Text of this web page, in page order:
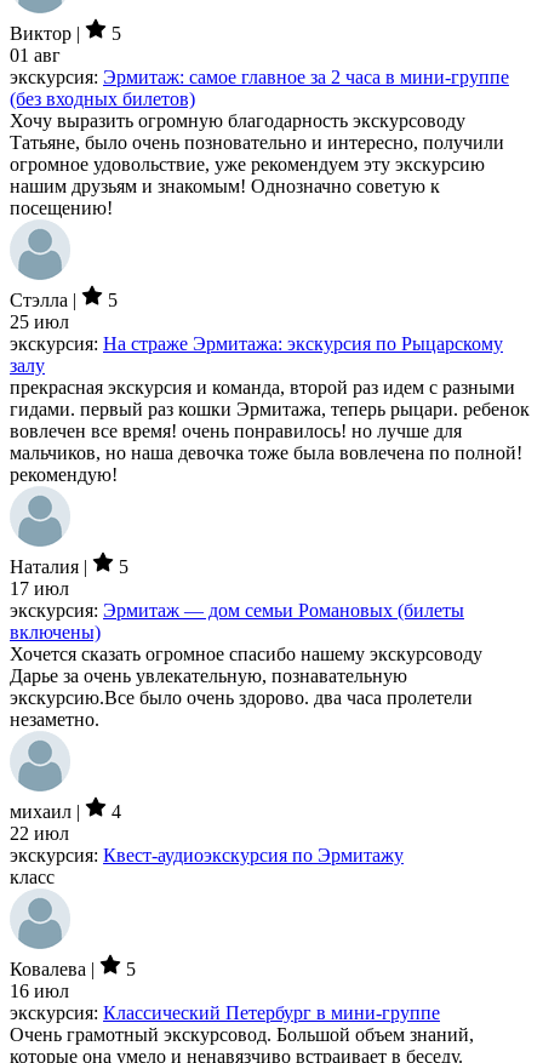
Виктор |
5
01 авг
экскурсия: Эрмитаж: самое главное за 2 часа в мини-группе
(без входных билетов)
Хочу выразить огромную благодарность экскурсоводу
Татьяне, было очень позновательно и интересно, получили
огромное удовольствие, уже рекомендуем эту экскурсию
нашим друзьям и знакомым! Однозначно советую к
посещению!
Стэлла |
5
25 июл
экскурсия: На страже Эрмитажа: экскурсия по Рыцарскому
залу
прекрасная экскурсия и команда, второй раз идем с разными
гидами. первый раз кошки Эрмитажа, теперь рыцари. ребенок
вовлечен все время! очень понравилось! но лучше для
мальчиков, но наша девочка тоже была вовлечена по полной!
рекомендую!
Наталия |
5
17 июл
экскурсия: Эрмитаж — дом семьи Романовых (билеты
включены)
Хочется сказать огромное спасибо нашему экскурсоводу
Дарье за очень увлекательную, познавательную
экскурсию.Все было очень здорово. два часа пролетели
незаметно.
михаил |
4
22 июл
экскурсия: Квест-аудиоэкскурсия по Эрмитажу
класс
Ковалева |
5
16 июл
экскурсия: Классический Петербург в мини-группе
Очень грамотный экскурсовод. Большой объем знаний,
которые она умело и ненавязчиво встраивает в беседу.